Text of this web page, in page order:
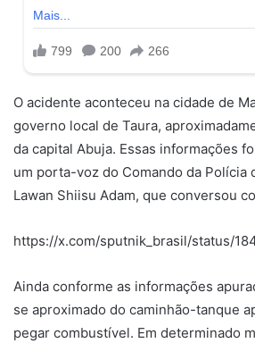
O acidente aconteceu na cidade de
governo local de Taura,
da capital Abuja. Essas informações
um porta-voz do Comando da Polícia
Lawan Shiisu Adam, que conversou
https://x.com/sputnik_brasil/status/
Ainda conforme as informações
se aproximado do caminhão-tanque
pegar combustível. Em determinado